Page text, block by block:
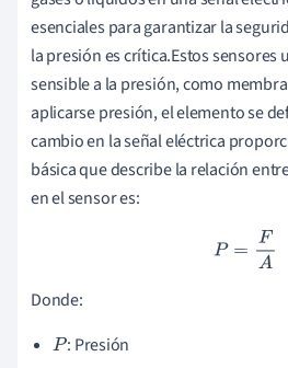
esenciales para garantizar la
la presión es crítica.Estos sensores
sensible a la presión, como
aplicarse presión, el elemento se
cambio en la señal eléctrica
básica que describe la relación
en el sensor es:
P=F A
Donde:
P : Presión